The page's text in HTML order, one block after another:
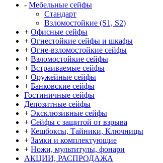
- Мебельные сейфы
Стандарт
Взломостойкие (S1, S2)
+ Офисные сейфы
+ Огнестойкие сейфы и шкафы
+ Огне-взломостойкие сейфы
+ Взломостойкие сейфы
+ Встраиваемые сейфы
+ Оружейные сейфы
+ Банковские сейфы
Гостиничные сейфы
Депозитные сейфы
+ Эксклюзивные сейфы
+ Сейфы с защитой от взрыва
+ Кешбоксы, Тайники, Ключницы
+ Замки и комплектующие
+ Ножи, мультитулы, фонари
АКЦИИ, РАСПРОДАЖА